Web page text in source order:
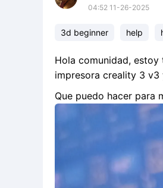
04:52 11-26-2025
3d beginner help
Hola comunidad, estoy
impresora creality 3 v3
Que puedo hacer para